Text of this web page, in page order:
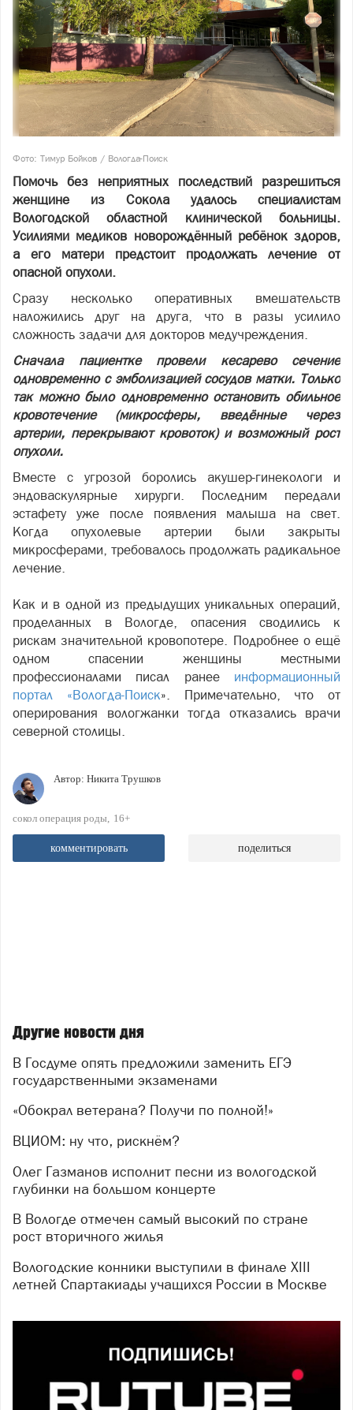
Фото: Тимур Бойков / Вологда-Поиск
Помочь без неприятных последствий разрешиться
женщине из Сокола удалось специалистам
Вологодской областной клинической больницы.
Усилиями медиков новорождённый ребёнок здоров,
а его матери предстоит продолжать лечение от
опасной опухоли.
Сразу несколько оперативных вмешательств
наложились друг на друга, что в разы усилило
сложность задачи для докторов медучреждения.
Сначала пациентке провели кесарево сечение
одновременно с эмболизацией сосудов матки. Только
так можно было одновременно остановить обильное
кровотечение (микросферы, введённые через
артерии, перекрывают кровоток) и возможный рост
опухоли.
Вместе с угрозой боролись акушер-гинекологи и
эндоваскулярные хирурги. Последним передали
эстафету уже после появления малыша на свет.
Когда опухолевые артерии были закрыты
микросферами, требовалось продолжать радикальное
лечение.
Как и в одной из предыдущих уникальных операций,
проделанных в Вологде, опасения сводились к
рискам значительной кровопотере. Подробнее о ещё
одном спасении женщины местными
профессионалами писал ранее информационный
портал «Вологда-Поиск». Примечательно, что от
оперирования вологжанки тогда отказались врачи
северной столицы.
Автор: Никита Трушков
сокол операция роды 16+
комментировать поделиться
Другие новости дня
В Госдуме опять предложили заменить ЕГЭ
государственными экзаменами
«Обокрал ветерана? Получи по полной!»
ВЦИОМ: ну что, рискнём?
Олег Газманов исполнит песни из вологодской
глубинки на большом концерте
В Вологде отмечен самый высокий по стране
рост вторичного жилья
Вологодские конники выступили в финале XIII
летней Спартакиады учащихся России в Москве